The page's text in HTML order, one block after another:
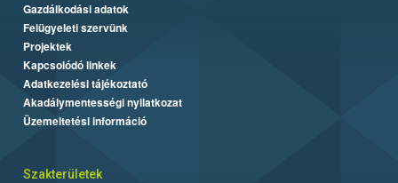
Gazdálkodási adatok
Felügyeleti szervünk
Projektek
Kapcsolódó linkek
Adatkezelési tájékoztató
Akadálymentességi nyilatkozat
Üzemeltetési információ
Szakterületek